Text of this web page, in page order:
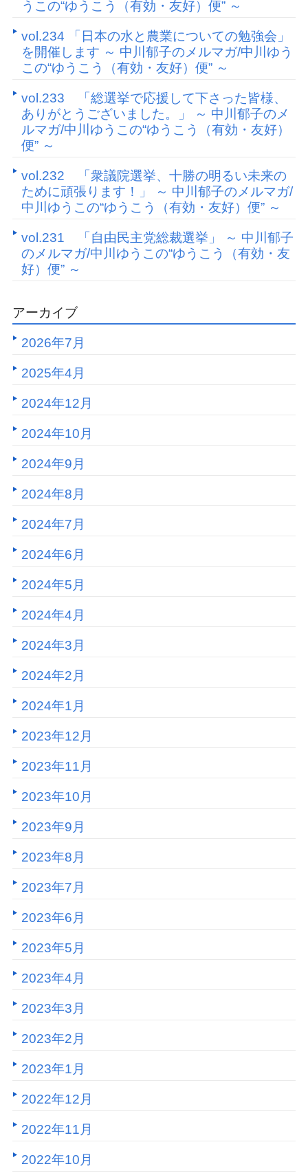
うこの“ゆうこう（有効・友好）便” ～
vol.234 「日本の水と農業についての勉強会」
を開催します ～ 中川郁子のメルマガ/中川ゆう
この“ゆうこう（有効・友好）便” ～
vol.233 「総選挙で応援して下さった皆様、
ありがとうございました。」 ～ 中川郁子のメ
ルマガ/中川ゆうこの“ゆうこう（有効・友好）
便” ～
vol.232 「衆議院選挙、十勝の明るい未来の
ために頑張ります！」 ～ 中川郁子のメルマガ/
中川ゆうこの“ゆうこう（有効・友好）便” ～
vol.231 「自由民主党総裁選挙」 ～ 中川郁子
のメルマガ/中川ゆうこの“ゆうこう（有効・友
好）便” ～
アーカイブ
2026年7月
2025年4月
2024年12月
2024年10月
2024年9月
2024年8月
2024年7月
2024年6月
2024年5月
2024年4月
2024年3月
2024年2月
2024年1月
2023年12月
2023年11月
2023年10月
2023年9月
2023年8月
2023年7月
2023年6月
2023年5月
2023年4月
2023年3月
2023年2月
2023年1月
2022年12月
2022年11月
2022年10月